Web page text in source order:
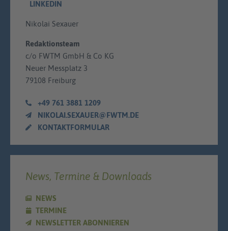
LINKEDIN
Nikolai Sexauer
Redaktionsteam
c/o FWTM GmbH & Co KG
Neuer Messplatz 3
79108 Freiburg
+49 761 3881 1209
NIKOLAI.SEXAUER@FWTM.DE
KONTAKTFORMULAR
News, Termine & Downloads
NEWS
TERMINE
NEWSLETTER ABONNIEREN